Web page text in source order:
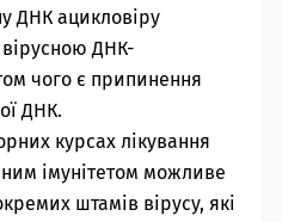
ДНК ацикловіру
ДНК-
чого є припинення
ДНК.
курсах лікування
імунітетом можливе
штамів вірусу, які